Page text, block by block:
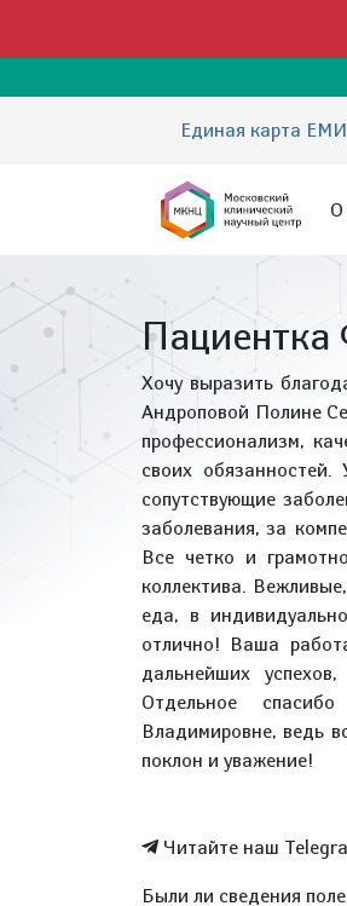
Единая карта
Пациентка
Хочу выразить
Андроповой Полине
профессионализм,
своих
сопутствующие
заболевания, за
Все четко и
коллектива.
еда, в
отлично! Ваша
дальнейших
Отдельное
Владимировне, ведь
поклон и уважение!
Читайте наш
Были ли сведения